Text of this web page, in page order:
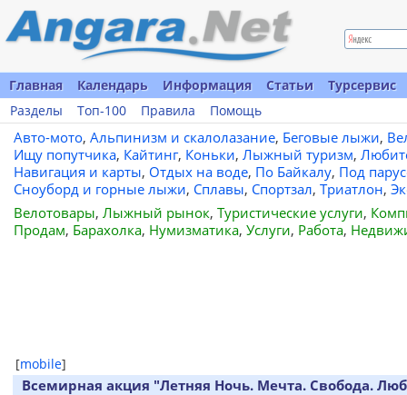
Главная Календарь Информация Статьи
Турсервис
Разделы
Топ-100 Правила Помощь
Авто-мото, Альпинизм и скалолазание, Беговые лыжи,
Ищу попутчика, Кайтинг, Коньки, Лыжный туризм,
Навигация и карты, Отдых на воде, По Байкалу, Под
Сноуборд и горные лыжи, Сплавы, Спортзал, Триатлон,
Велотовары, Лыжный рынок, Туристические услуги,
Продам, Барахолка, Нумизматика, Услуги, Работа,
[mobile]
Всемирная акция "Летняя Ночь. Мечта. Свобода.